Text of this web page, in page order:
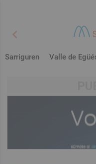
chevron_left
Sarriguren Valle de